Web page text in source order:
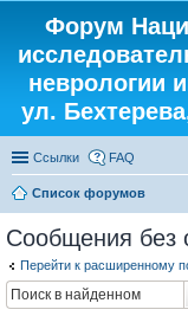
Форум
неврологии
ул.
Ссылки FAQ
Список форумов
Сообщения без
Перейти к расширенному